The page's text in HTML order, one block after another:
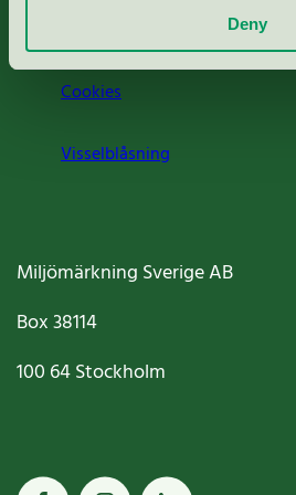
Deny
Cookies
Visselblåsning
Miljömärkning Sverige AB
Box38114
100 64Stockholm